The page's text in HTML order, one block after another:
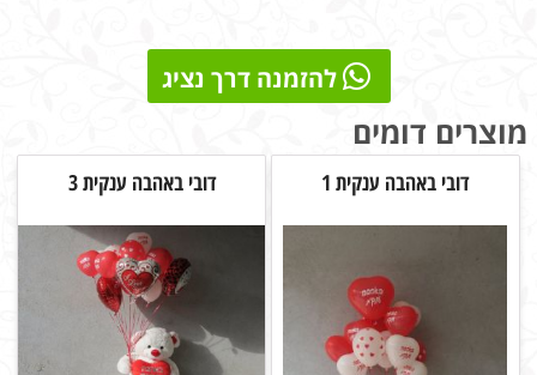
להזמנה דרך נציג
מוצרים דומים
דובי באהבה ענקית 1 דובי באהבה ענקית 3